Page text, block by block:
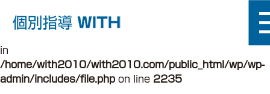
Warning
: fileperms(): stat failed for
/home/with2010/with2010.com/public_html/wp/
in
/home/with2010/with2010.com/public_html/wp/wp-
admin/includes/file.php on line 2235